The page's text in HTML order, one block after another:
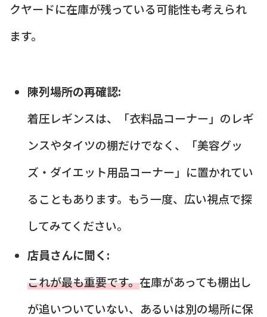
クヤードに在庫が残っている可能性も考えられ
ます。
陳列場所の再確認:
着圧レギンスは、「衣料品コーナー」のレギ
ンスやタイツの棚だけでなく、「美容グッ
ズ・ダイエット用品コーナー」に置かれてい
ることもあります。もう一度、広い視点で探
してみてください。
店員さんに聞く:
これが最も重要です。在庫があっても棚出し
が追いついていない、あるいは別の場所に保